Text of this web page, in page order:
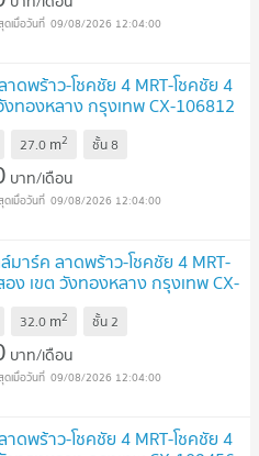
09/08/2026 12:04:00
ดพร้าว-โชคชัย 4 MRT-โชคชัย 4
ทองหลาง กรุงเทพ CX-106812
อบทันที ทีมงานมืออาชีพ
27.0 m2 ชั้น8
บาท/เดือน
09/08/2026 12:04:00
มาร์ค ลาดพร้าว-โชคชัย 4 MRT-
ง เขต วังทองหลาง กรุงเทพ CX-
ตอบทันที ทีมงานมือ
32.0 m2 ชั้น2
บาท/เดือน
09/08/2026 12:04:00
ดพร้าว-โชคชัย 4 MRT-โชคชัย 4